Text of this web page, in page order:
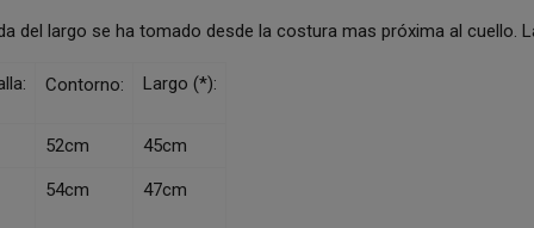
del largo se ha tomado desde la costura mas próxima al cuello.
Contorno: Largo (*):
52cm
45cm
54cm 47cm